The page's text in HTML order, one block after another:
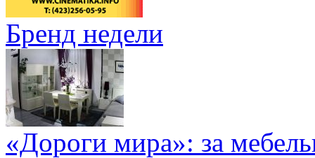
Бренд недели
«Дороги мира»: за